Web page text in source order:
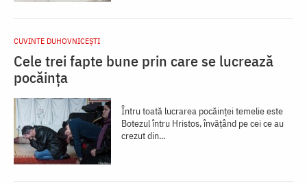
CUVINTE DUHOVNICEȘTI
Cele trei fapte bune prin care se lucrează
pocăința
Întru toată lucrarea pocăinței temelie este
Botezul întru Hristos, învățând pe cei ce au
crezut din...